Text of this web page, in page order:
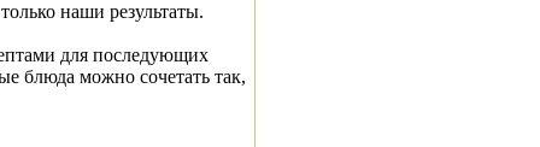
наши результаты.
для последующих
блюда можно сочетать так,